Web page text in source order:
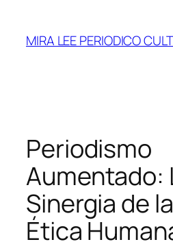
contenido
MIRA LEE PERIODICO
Periodismo
Aumentado:
Sinergia de
Ética